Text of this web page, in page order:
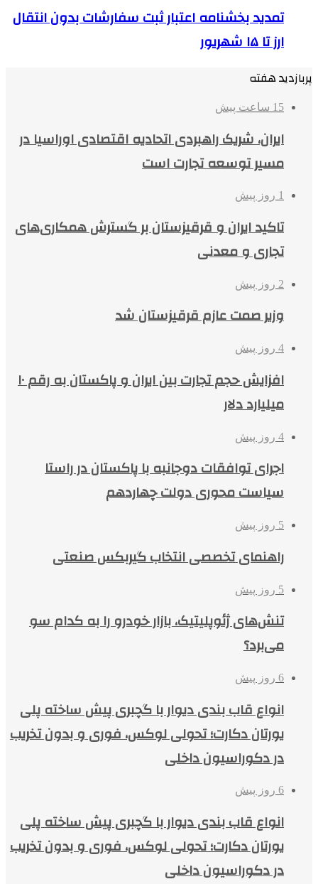
تمدید بخشنامه اعتبار ثبت سفارشات بدون انتقال
ارز تا ۱۵ شهریور
پربازدید هفته
15 ساعت پیش
ایران، شریک راهبردی اتحادیه اقتصادی اوراسیا در
مسیر توسعه تجارت است
1 روز پیش
تاکید ایران و قرقیزستان بر گسترش همکاری‌های
تجاری و معدنی
2 روز پیش
وزیر صمت عازم قرقیزستان شد
4 روز پیش
افزایش حجم تجارت بین ایران و پاکستان به رقم ۱۰
میلیارد دلار
4 روز پیش
اجرای توافقات دوجانبه با پاکستان در راستا
سیاست محوری دولت چهاردهم
5 روز پیش
راهنمای تخصصی انتخاب گیربکس صنعتی
5 روز پیش
تنش‌های ژئوپلیتیک، بازار خودرو را به کدام سو
می‌برد؟
6 روز پیش
انواع قاب بندی دیوار با گچبری پیش ساخته پلی
یورتان دکارت؛ تحولی لوکس، فوری و بدون تخریب
در دکوراسیون داخلی
6 روز پیش
انواع قاب بندی دیوار با گچبری پیش ساخته پلی
یورتان دکارت؛ تحولی لوکس، فوری و بدون تخریب
در دکوراسیون داخلی